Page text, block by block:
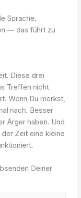
Sprache.
— das führt zu
Diese drei
Treffen nicht
Wenn Du merkst,
nach. Besser
Ärger haben. Und
Zeit eine kleine
Deiner